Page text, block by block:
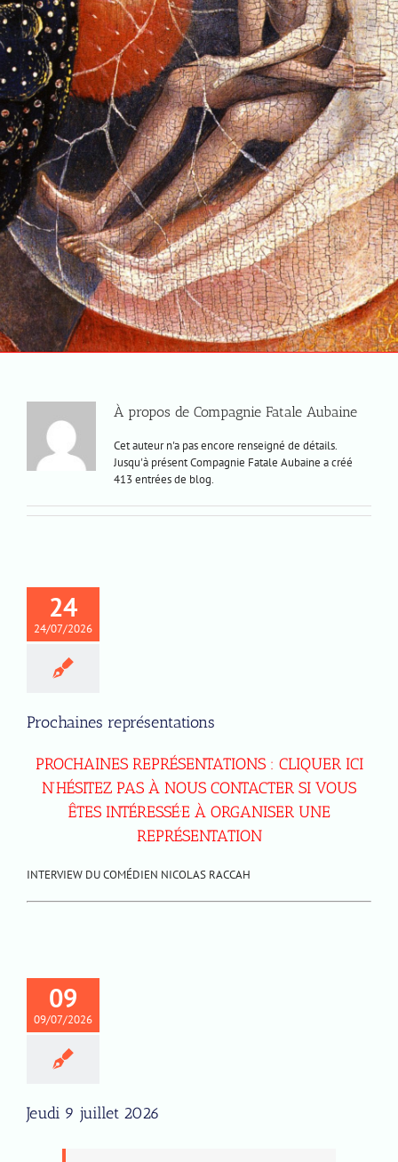
À propos de Compagnie Fatale Aubaine
Cet auteur n'a pas encore renseigné de détails.
Jusqu'à présent Compagnie Fatale Aubaine a créé
413 entrées de blog.
24
24/07/2026
Prochaines représentations
PROCHAINES REPRÉSENTATIONS : CLIQUER ICI
N’HÉSITEZ PAS À NOUS CONTACTER SI VOUS
ÊTES INTÉRESSÉ·E À ORGANISER UNE
REPRÉSENTATION
INTERVIEW DU COMÉDIEN NICOLAS RACCAH
09
09/07/2026
Jeudi 9 juillet 2026